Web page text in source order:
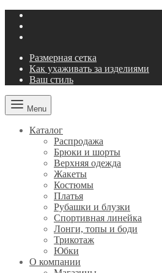
Размерная сетка
Как ухаживать за изделиями
Ваш стиль
Menu
Каталог
Распродажа
Брюки и шорты
Верхняя одежда
Жакеты
Костюмы
Платья
Рубашки и блузки
Спортивная линейка
Лонги, топы и боди
Трикотаж
Юбки
О компании